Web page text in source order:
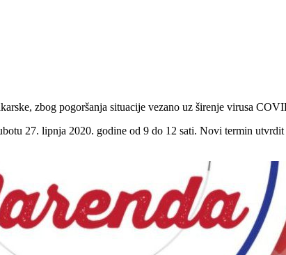
zbog pogoršanja situacije vezano uz širenje virusa
27. lipnja 2020. godine od 9 do 12 sati. Novi termin